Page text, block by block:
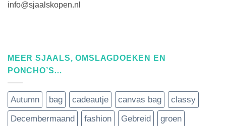
info@sjaalskopen.nl
MEER SJAALS, OMSLAGDOEKEN EN
PONCHO’S…
Autumn bag cadeautje canvas bag
classy
Decembermaand
fashion Gebreid
groen